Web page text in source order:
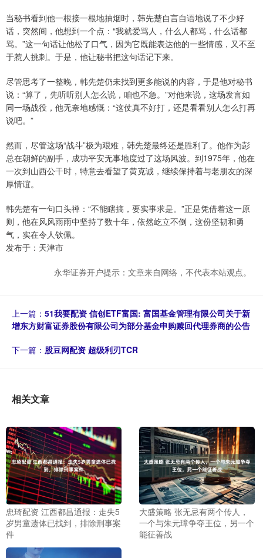
当秘书看到他一根接一根地抽烟时，韩先楚自言自语地说了不少好
话，突然间，他想到一个点：“我就爱骂人，什么人都骂，什么话都
骂。”这一句话让他松了口气，因为它既能表达他的一些情感，又不至
于惹人挑刺。于是，他让秘书把这句话记下来。
尽管思考了一整晚，韩先楚仍未找到更多能说的内容，于是他对秘书
说：“算了，先听听别人怎么说，咱也不急。”对他来说，这场发言如
同一场战役，他无奈地感慨：“这仗真不好打，还是看看别人怎么打再
说吧。”
然而，尽管这场“战斗”极为艰难，韩先楚最终还是胜利了。他作为彭
总在朝鲜的副手，成功平安无事地度过了这场风波。到1975年，他在
一次到山西公干时，特意去看望了黄克诚，继续保持着与老朋友的深
厚情谊。
韩先楚有一句口头禅：“不能瞎搞，要实事求是。”正是凭借着这一原
则，他在风风雨雨中坚持了数十年，依然屹立不倒，这份坚韧和勇
气，实在令人钦佩。
发布于：天津市
永华证券开户提示：文章来自网络，不代表本站观点。
上一篇： 51我要配资 信创ETF富国: 富国基金管理有限公司关于新
增东方财富证券股份有限公司为部分基金申购赎回代理券商的公告
下一篇： 股豆网配资 超级利刃TCR
相关文章
忠琦配资 江西都昌通报：走失5
岁男童遗体已找到，排除刑事案
件
大盛策略 张无忌有两个传人，
一个与朱元璋争夺王位，另一个
能征善战